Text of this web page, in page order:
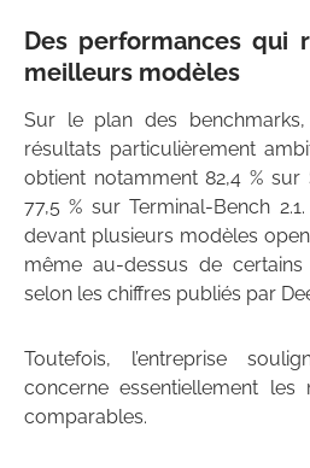
Des performances qui
meilleurs modèles
Sur le plan des benchmarks,
résultats particulièrement
obtient notamment 82,4 % sur
77,5 % sur Terminal-Bench
devant plusieurs modèles
même au-dessus de
selon les chiffres publiés par
Toutefois, l’entreprise
concerne essentiellement
comparables.